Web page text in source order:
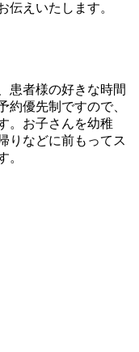
伝えいたします。
患者様の好きな時間
約優先制ですので、
。お子さんを幼稚
りなどに前もってス
。